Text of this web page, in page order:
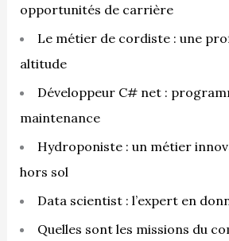
opportunités de carrière
Le métier de cordiste : une
altitude
Développeur C# net :
maintenance
Hydroponiste : un métier
hors sol
Data scientist : l’expert en
Quelles sont les missions du